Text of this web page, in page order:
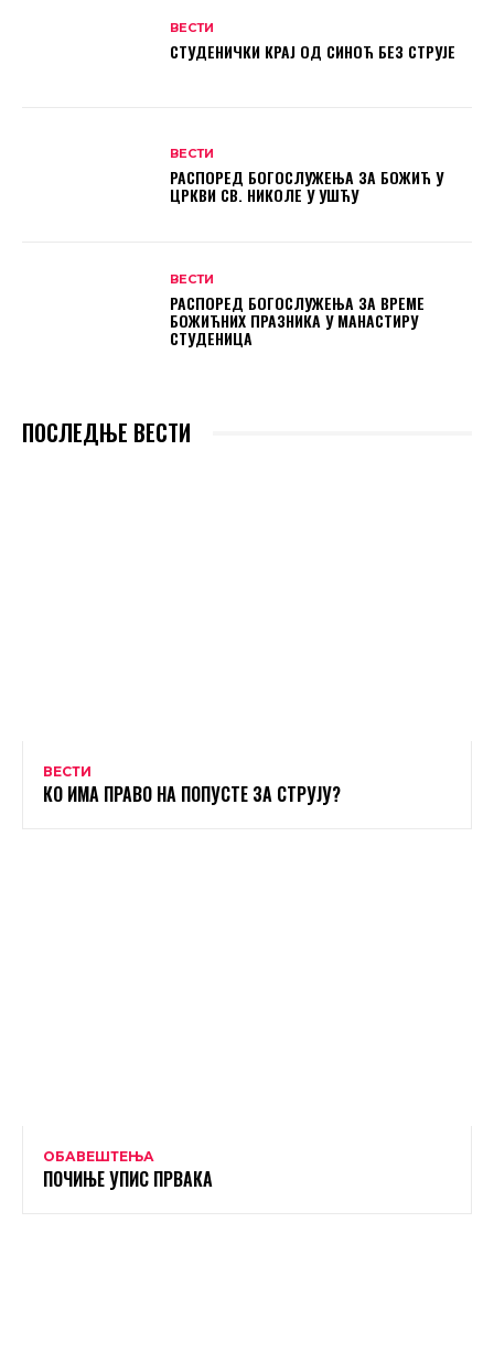
ВЕСТИ
СТУДЕНИЧКИ КРАЈ ОД СИНОЋ БЕЗ СТРУЈЕ
ВЕСТИ
РАСПОРЕД БОГОСЛУЖЕЊА ЗА БОЖИЋ У
ЦРКВИ СВ. НИКОЛЕ У УШЋУ
ВЕСТИ
РАСПОРЕД БОГОСЛУЖЕЊА ЗА ВРЕМЕ
БОЖИЋНИХ ПРАЗНИКА У МАНАСТИРУ
СТУДЕНИЦА
ПОСЛЕДЊЕ ВЕСТИ
ВЕСТИ
КО ИМА ПРАВО НА ПОПУСТЕ ЗА СТРУЈУ?
ОБАВЕШТЕЊА
ПОЧИЊЕ УПИС ПРВАКА